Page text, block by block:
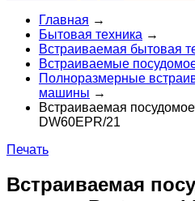
Главная →
Бытовая техника →
Встраиваемая бытовая
Встраиваемые
Полноразмерные
машины →
Встраиваемая
DW60EPR/21
Печать
Встраиваемая